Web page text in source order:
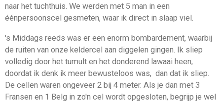
naar het tuchthuis. We werden met 5 man in een
éénpersoonscel gesmeten, waar ik direct in slaap viel.
's Middags reeds was er een enorm bombardement, waarbij
de ruiten van onze keldercel aan diggelen gingen. Ik sliep
volledig door het tumult en het donderend lawaai heen,
doordat ik denk ik meer bewusteloos was, dan dat ik sliep.
De cellen waren ongeveer 2 bij 4 meter. Als je dan met 3
Fransen en 1 Belg in zo'n cel wordt opgesloten, begrijp je wel